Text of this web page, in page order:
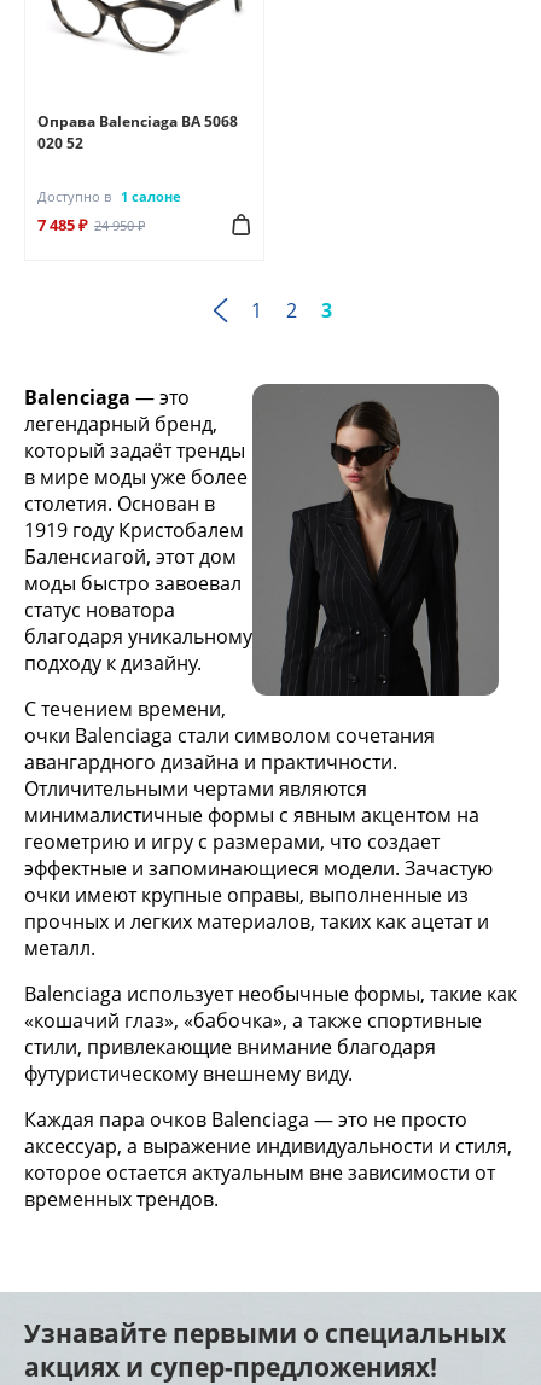
Оправа Balenciaga BA 5068
020 52
Доступно в 1 салоне
7 485 ₽ 24 950 ₽
1 2 3
Balenciaga — это
легендарный бренд,
который задаёт тренды
в мире моды уже более
столетия. Основан в
1919 году Кристобалем
Баленсиагой, этот дом
моды быстро завоевал
статус новатора
благодаря уникальному
подходу к дизайну.
С течением времени,
очки Balenciaga стали символом сочетания
авангардного дизайна и практичности.
Отличительными чертами являются
минималистичные формы с явным акцентом на
геометрию и игру с размерами, что создает
эффектные и запоминающиеся модели. Зачастую
очки имеют крупные оправы, выполненные из
прочных и легких материалов, таких как ацетат и
металл.
Balenciaga использует необычные формы, такие как
«кошачий глаз», «бабочка», а также спортивные
стили, привлекающие внимание благодаря
футуристическому внешнему виду.
Каждая пара очков Balenciaga — это не просто
аксессуар, а выражение индивидуальности и стиля,
которое остается актуальным вне зависимости от
временных трендов.
Узнавайте первыми о специальных
акциях и супер-предложениях!